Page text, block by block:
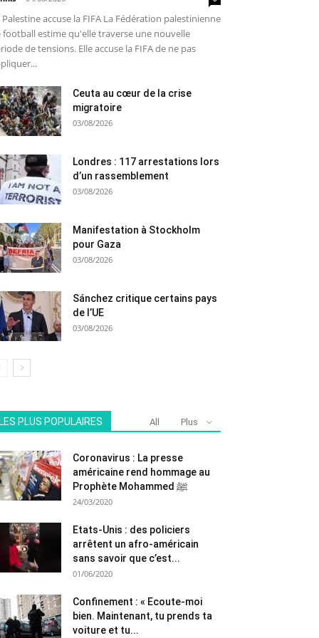
Palestine accuse la FIFA La Fédération palestinienne
football estime qu'elle traverse une nouvelle
de tensions. Elle accuse la FIFA de ne pas
Ceuta au cœur de la crise
migratoire
03/08/2026
Londres : 117 arrestations lors
d’un rassemblement
03/08/2026
Manifestation à Stockholm
pour Gaza
03/08/2026
Sánchez critique certains pays
de l’UE
03/08/2026
LES PLUS POPULAIRES All Plus
Coronavirus : La presse
américaine rend hommage au
Prophète Mohammed ﷺ
24/03/2020
Etats-Unis : des policiers
arrêtent un afro-américain
sans savoir que c’est...
01/06/2020
Confinement : « Ecoute-moi
bien. Maintenant, tu prends ta
voiture et tu...